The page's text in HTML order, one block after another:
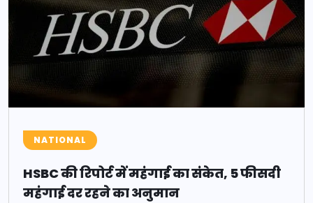
NATIONAL
HSBC की रिपोर्ट में महंगाई का संकेत, 5 फीसदी
महंगाई दर रहने का अनुमान